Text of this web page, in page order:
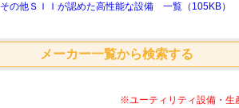
その他ＳＩＩが認めた高性能な設備 一覧（105KB）
メーカー一覧から検索する
※ユーティリティ設備・生